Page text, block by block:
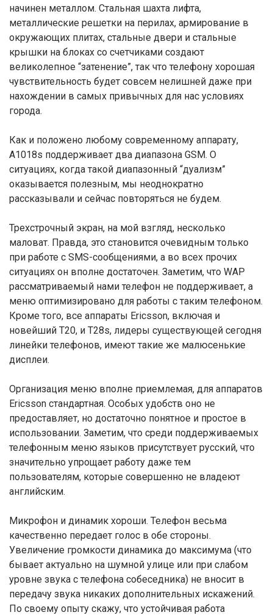
начинен металлом. Стальная шахта лифта,
металлические решетки на перилах, армирование в
окружающих плитах, стальные двери и стальные
крышки на блоках со счетчиками создают
великолепное “затенение”, так что телефону хорошая
чувствительность будет совсем нелишней даже при
нахождении в самых привычных для нас условиях
города.
Как и положено любому современному аппарату,
A1018s поддерживает два диапазона GSM. О
ситуациях, когда такой диапазонный “дуализм”
оказывается полезным, мы неоднократно
рассказывали и сейчас повторяться не будем.
Трехстрочный экран, на мой взгляд, несколько
маловат. Правда, это становится очевидным только
при работе с SMS-сообщениями, а во всех прочих
ситуациях он вполне достаточен. Заметим, что WAP
рассматриваемый нами телефон не поддерживает, а
меню оптимизировано для работы с таким телефоном.
Кроме того, все аппараты Ericsson, включая и
новейший T20, и T28s, лидеры существующей сегодня
линейки телефонов, имеют такие же малюсенькие
дисплеи.
Организация меню вполне приемлемая, для аппаратов
Ericsson стандартная. Особых удобств оно не
предоставляет, но достаточно понятное и простое в
использовании. Заметим, что среди поддерживаемых
телефонным меню языков присутствует русский, что
значительно упрощает работу даже тем
пользователям, которые совершенно не владеют
английским.
Микрофон и динамик хороши. Телефон весьма
качественно передает голос в обе стороны.
Увеличение громкости динамика до максимума (что
бывает актуально на шумной улице или при слабом
уровне звука с телефона собеседника) не вносит в
передачу звука никаких дополнительных искажений.
По своему опыту скажу, что устойчивая работа